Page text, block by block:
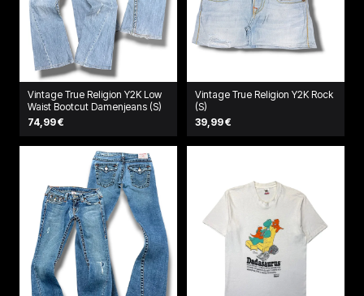
Vintage True Religion Y2K Low
Waist Bootcut Damenjeans (S)
74,99 €
Vintage True Religion Y2K Rock
(S)
39,99 €